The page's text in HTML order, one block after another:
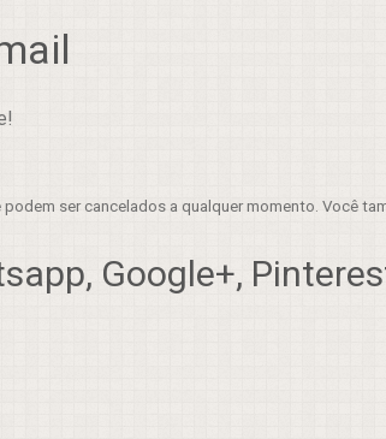
podem ser cancelados a qualquer momento. Você
Google+,